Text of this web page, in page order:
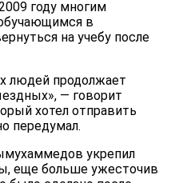
году многим
в
на учебу после
людей продолжает
— говорит
хотел отправить
передумал.
укрепил
еще больше ужесточив